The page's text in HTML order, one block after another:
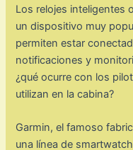
Los relojes inteligentes
un dispositivo muy
permiten estar
notificaciones y
¿qué ocurre con los
utilizan en la cabina?
Garmin, el famoso
una línea de